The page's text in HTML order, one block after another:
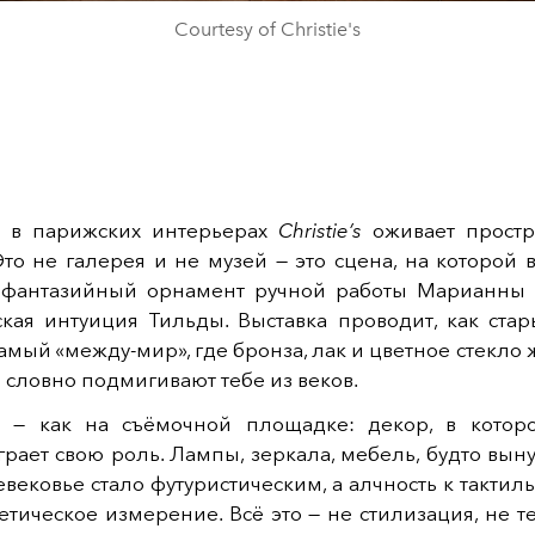
Courtesy of Christie's
парижских интерьерах Christie’s оживает
не галерея и не музей — это сцена, на которой
орнамент ручной работы
интуиция Тильды. Выставка проводит, как
«между-мир», где бронза, лак и цветное стекло
подмигивают тебе из веков.
— как на съёмочной площадке: декор, в
свою роль. Лампы, зеркала, мебель, будто
стало футуристическим, а алчность к
измерение. Всё это — не стилизация, не